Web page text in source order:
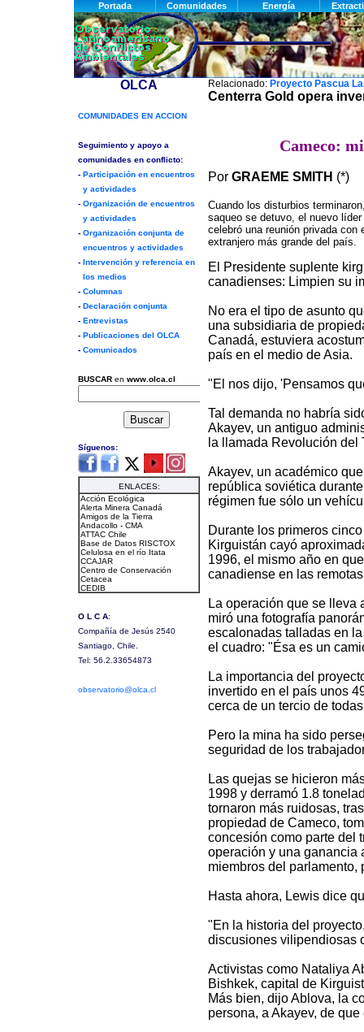
Relacionado: Proyecto Pascua
Centerra Gold opera
Cameco:
Por GRAEME SMITH (*)
Cuando los disturbios
saqueo se detuvo, el nuevo
celebró una reunión privada con
extranjero más grande del país.
El Presidente suplente
canadienses: Limpien su
No era el tipo de asunto
una subsidiaria de
Canadá, estuviera
país en el medio de Asia.
"El nos dijo, 'Pensamos
Tal demanda no habría
Akayev, un antiguo
la llamada Revolución del
Akayev, un académico
república soviética
régimen fue sólo un
Durante los primeros
Kirguistán cayó
1996, el mismo año en
canadiense en las
La operación que se lleva
miró una fotografía
escalonadas talladas en
el cuadro: "Ésa es un
La importancia del
invertido en el país unos
cerca de un tercio de
Pero la mina ha sido
seguridad de los
Las quejas se hicieron
1998 y derramó 1.8
tornaron más ruidosas,
propiedad de Cameco,
concesión como parte del
operación y una ganancia
miembros del parlamento,
Hasta ahora, Lewis dice
"En la historia del
discusiones vilipendiosas
Activistas como Nataliya
Bishkek, capital de
Más bien, dijo Ablova, la
persona, a Akayev, de